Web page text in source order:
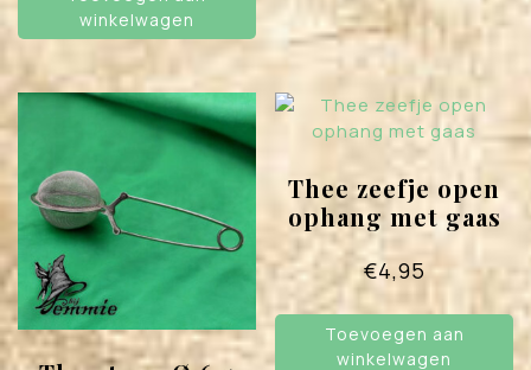
winkelwagen
Thee zeefje open
ophang met gaas
€4,95
Toevoegen aan
winkelwagen